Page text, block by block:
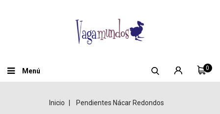
0
Menú
Inicio Pendientes Nácar Redondos